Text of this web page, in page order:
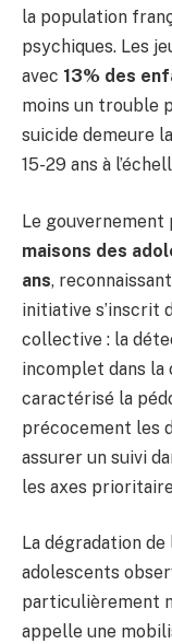
la population
psychiques. Les
avec 13% des
moins un trouble
suicide demeure
15-29 ans à
Le
maisons des
ans,
initiative s’inscrit
collective : la
incomplet dans
caractérisé la
précocement les
assurer un suivi
les axes
La dégradation
adolescents
particulièrement
appelle une